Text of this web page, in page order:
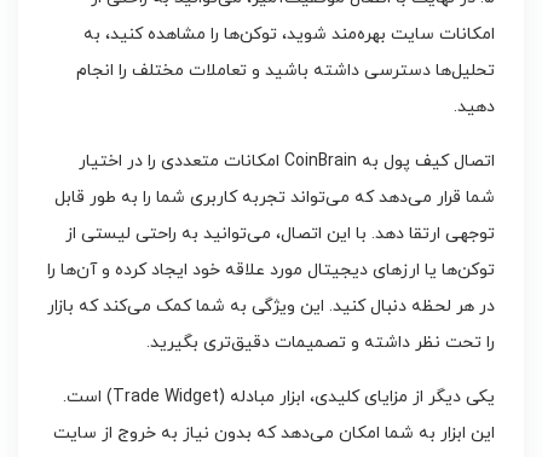
امکانات سایت بهره‌مند شوید، توکن‌ها را مشاهده کنید، به
تحلیل‌ها دسترسی داشته باشید و تعاملات مختلف را انجام
دهید.
اتصال کیف پول به CoinBrain امکانات متعددی را در اختیار
شما قرار می‌دهد که می‌تواند تجربه کاربری شما را به طور قابل
توجهی ارتقا دهد. با این اتصال، می‌توانید به راحتی لیستی از
توکن‌ها یا ارزهای دیجیتال مورد علاقه خود ایجاد کرده و آن‌ها را
در هر لحظه دنبال کنید. این ویژگی به شما کمک می‌کند که بازار
را تحت نظر داشته و تصمیمات دقیق‌تری بگیرید.
یکی دیگر از مزایای کلیدی، ابزار مبادله (Trade Widget) است.
این ابزار به شما امکان می‌دهد که بدون نیاز به خروج از سایت